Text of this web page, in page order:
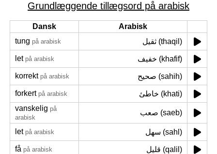
Grundlæggende tillægsord på arabisk
Dansk
Arabisk
tung på arabisk ثقيل (thaqil)
let på arabisk خفيف (khafif)
korrekt på arabisk صحيح (sahih)
forkert på arabisk
خاطئ (khati)
vanskelig på
arabisk
صعب (saeb)
let på arabisk سهل (sahl)
få på arabisk قليل (qalil)